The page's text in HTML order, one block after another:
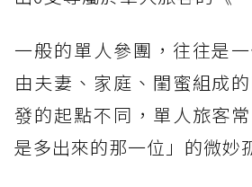
一般的單人參團，往往是
由夫妻、家庭、閨蜜組成
發的起點不同，單人旅客
是多出來的那一位」的微妙